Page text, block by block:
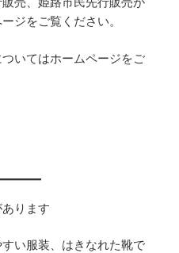
ジをご覧ください。
いてはホームページをご
ります
い服装、はきなれた靴で